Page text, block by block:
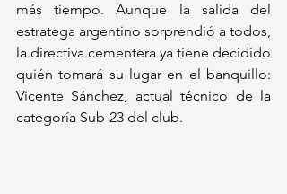
más tiempo. Aunque la salida del
estratega argentino sorprendió a todos,
la directiva cementera ya tiene decidido
quién tomará su lugar en el banquillo:
Vicente Sánchez, actual técnico de la
categoría Sub-23 del club.